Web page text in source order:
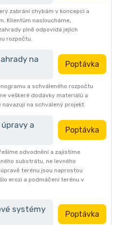
zabrání chybám v koncepci a
Klientům nasloucháme,
plně odpovídá jejich
rozpočtu.
na
Poptávka
a schváleného rozpočtu
veškeré dodávky materiálů a
na schválený projekt.
a
Poptávka
odvodnění a zajistíme
substrátu, ne levného
terénu jsou naprostou
erozi a podmáčení terénu v
systémy
Poptávka